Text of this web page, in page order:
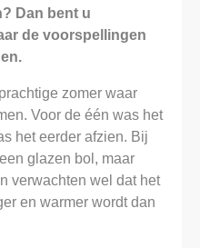
Dan bent u
de voorspellingen
zomer waar
Voor de één was het
het eerder afzien. Bij
glazen bol, maar
verwachten wel dat het
en warmer wordt dan